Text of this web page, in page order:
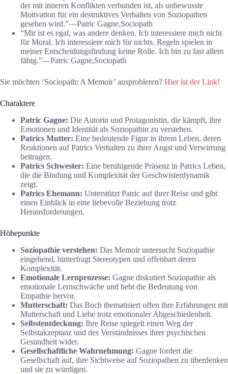
der mit inneren Konflikten verbunden ist, als unbewusste
Motivation für ein destruktives Verhalten von Soziopathen
gesehen wird.”―Patric Gagne,Sociopath
“Mir ist es egal, was andere denken. Ich interessiere mich nicht
für Moral. Ich interessiere mich für nichts. Regeln spielen in
meiner Entscheidungsfindung keine Rolle. Ich bin zu fast allem
fähig.”―Patric Gagne,Sociopath
Sie möchten ‘Sociopath: A Memoir’ ausprobieren? Hier ist der Link!
Charaktere
Patric Gagne: Die Autorin und Protagonistin, die kämpft, ihre
Emotionen und Identität als Soziopathin zu verstehen.
Patrics Mutter: Eine bedeutende Figur in ihrem Leben, deren
Reaktionen auf Patrics Verhalten zu ihrer Angst und Verwirrung
beitragen.
Patrics Schwester: Eine beruhigende Präsenz in Patrics Leben,
die die Bindung und Komplexität der Geschwisterdynamik
zeigt.
Patrics Ehemann: Unterstützt Patric auf ihrer Reise und gibt
einen Einblick in eine liebevolle Beziehung trotz
Herausforderungen.
Höhepunkte
Soziopathie verstehen: Das Memoir untersucht Soziopathie
eingehend, hinterfragt Stereotypen und offenbart deren
Komplexität.
Emotionale Lernprozesse: Gagne diskutiert Soziopathie als
emotionale Lernschwäche und hebt die Bedeutung von
Empathie hervor.
Mutterschaft: Das Buch thematisiert offen ihre Erfahrungen mit
Mutterschaft und Liebe trotz emotionaler Abgeschiedenheit.
Selbstentdeckung: Ihre Reise spiegelt einen Weg der
Selbstakzeptanz und des Verständnisses ihrer psychischen
Gesundheit wider.
Gesellschaftliche Wahrnehmung: Gagne fordert die
Gesellschaft auf, ihre Sichtweise auf Soziopathen zu überdenken
und sie zu würdigen.